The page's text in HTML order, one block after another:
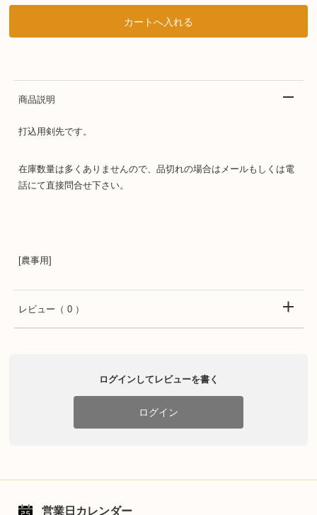
商品説明
打込用剣先です。
在庫数量は多くありませんので、品切れの場合はメールもしくは電
話にて直接問合せ下さい。
[農事用]
レビュー （ 0 ）
ログインしてレビューを書く
ログイン
営業日カレンダー